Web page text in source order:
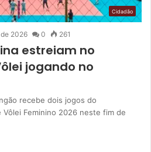
Cidadão
2026 0 261
estreiam no
jogando no
recebe dois jogos do
Vôlei Feminino 2026 neste fim de